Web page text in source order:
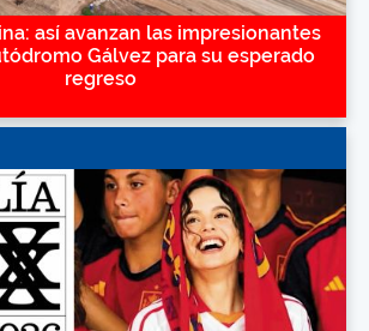
así avanzan las impresionantes
Gálvez para su esperado
regreso